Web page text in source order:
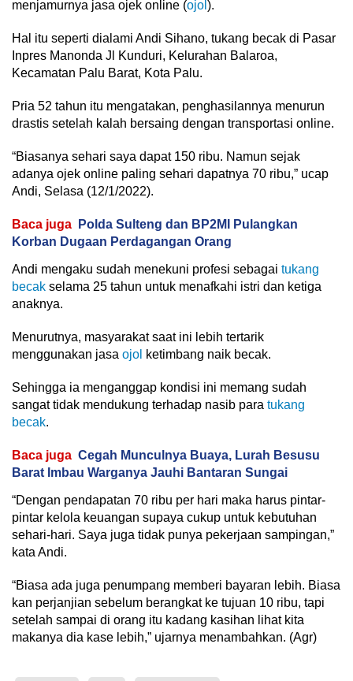
menjamurnya jasa ojek online (ojol ).
Hal itu seperti dialami Andi Sihano, tukang becak di Pasar
Inpres Manonda Jl Kunduri, Kelurahan Balaroa,
Kecamatan Palu Barat, Kota Palu.
Pria 52 tahun itu mengatakan, penghasilannya menurun
drastis setelah kalah bersaing dengan transportasi online.
“Biasanya sehari saya dapat 150 ribu. Namun sejak
adanya ojek online paling sehari dapatnya 70 ribu,” ucap
Andi, Selasa (12/1/2022).
Baca juga
Polda Sulteng dan BP2MI Pulangkan
Korban Dugaan Perdagangan Orang
Andi mengaku sudah menekuni profesi sebagai tukang
becak selama 25 tahun untuk menafkahi istri dan ketiga
anaknya.
Menurutnya, masyarakat saat ini lebih tertarik
menggunakan jasa ojol ketimbang naik becak.
Sehingga ia menganggap kondisi ini memang sudah
sangat tidak mendukung terhadap nasib para tukang
becak.
Baca juga Cegah Munculnya Buaya, Lurah Besusu
Barat Imbau Warganya Jauhi Bantaran Sungai
“Dengan pendapatan 70 ribu per hari maka harus pintar-
pintar kelola keuangan supaya cukup untuk kebutuhan
sehari-hari. Saya juga tidak punya pekerjaan sampingan,”
kata Andi.
“Biasa ada juga penumpang memberi bayaran lebih. Biasa
kan perjanjian sebelum berangkat ke tujuan 10 ribu, tapi
setelah sampai di orang itu kadang kasihan lihat kita
makanya dia kase lebih,” ujarnya menambahkan. (Agr)